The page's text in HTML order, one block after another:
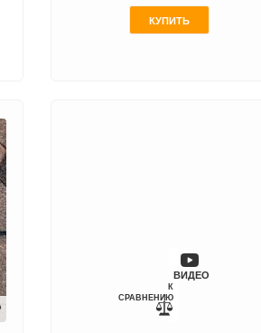
КУПИТЬ
ВИДЕО
К
СРАВНЕНИЮ